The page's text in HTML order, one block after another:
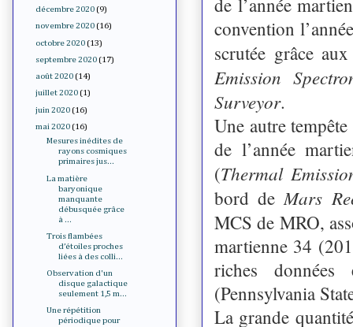
convention
scrutée grâce
Emission
Surveyor.
Une autre
de l’année
(Thermal
bord de Mars
MCS de MRO,
martienne 34
riches données
(Pennsylvania
La grande
décembre 2020 (9)
novembre 2020 (16)
octobre 2020 (13)
septembre 2020 (17)
août 2020 (14)
juillet 2020 (1)
juin 2020 (16)
mai 2020 (16)
Mesures inédites de
rayons cosmiques
primaires jus...
La matière
baryonique
manquante
débusquée grâce
à ...
Trois flambées
d’étoiles proches
liées à des colli...
Observation d'un
disque galactique
seulement 1,5 m...
Une répétition
périodique pour